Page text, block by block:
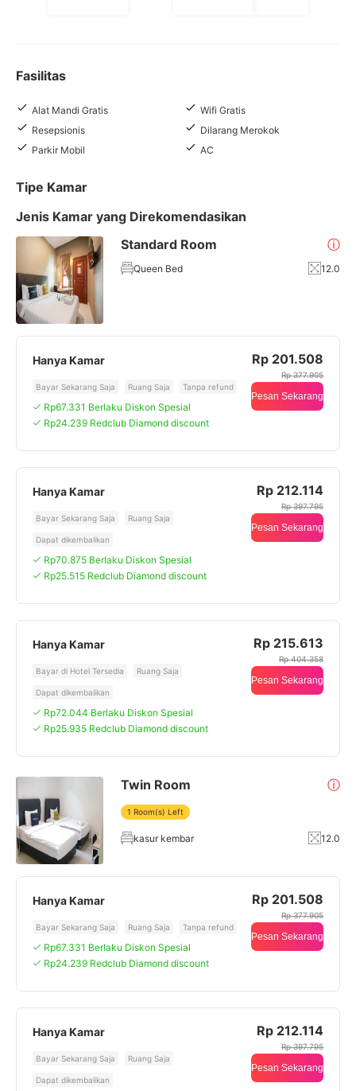
Fasilitas
Alat Mandi Gratis
Wifi Gratis
Resepsionis
Dilarang Merokok
Parkir Mobil
AC
Tipe Kamar
Jenis Kamar yang Direkomendasikan
Standard Room
ⓘ
Queen Bed 12.0
Hanya Kamar
Bayar Sekarang Saja Ruang Saja Tanpa refund
Rp67.331 Berlaku Diskon Spesial
Rp24.239 Redclub Diamond discount
Rp 201.508
Rp 377.905
Pesan Sekarang
Hanya Kamar
Bayar Sekarang Saja Ruang Saja
Dapat dikembalikan
Rp70.875 Berlaku Diskon Spesial
Rp25.515 Redclub Diamond discount
Rp 212.114
Rp 397.795
Pesan Sekarang
Hanya Kamar
Bayar di Hotel Tersedia Ruang Saja
Dapat dikembalikan
Rp72.044 Berlaku Diskon Spesial
Rp25.935 Redclub Diamond discount
Rp 215.613
Rp 404.358
Pesan Sekarang
Twin Room ⓘ
1 Room(s) Left
kasur kembar 12.0
Hanya Kamar
Bayar Sekarang Saja Ruang Saja Tanpa refund
Rp67.331 Berlaku Diskon Spesial
Rp24.239 Redclub Diamond discount
Rp 201.508
Rp 377.905
Pesan Sekarang
Hanya Kamar
Bayar Sekarang Saja Ruang Saja
Dapat dikembalikan
Rp 212.114
Rp 397.795
Pesan Sekarang